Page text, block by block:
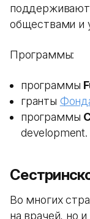
обществами и
Программы:
программы
гранты
программы
development.
Во многих
на врачей, но